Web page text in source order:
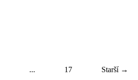
... 17 Starší →